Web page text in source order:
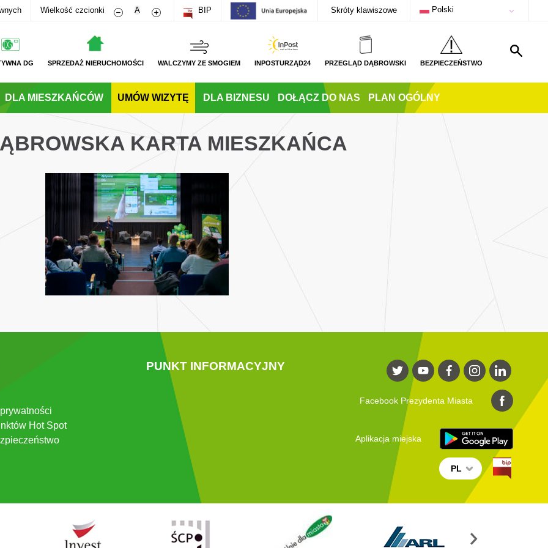
Wielkość czcionki Zmniejsz rozmiar czcionki
A Zwiększ rozmiar czcionki
BIP Skróty klawiszowe Polski
DG SPRZEDAŻ NIERUCHOMOŚCI WALCZYMY ZE SMOGIEM INPOSTURZĄD24 PRZEGLĄD DĄBROWSKI BEZPIECZEŃSTWO
DLA MIESZKAŃCÓW UMÓW WIZYTĘ DLA BIZNESU DOŁĄCZ DO NAS PLAN OGÓLNY
KARTA MIESZKAŃCA
Hot Spot
PUNKT INFORMACYJNY
Facebook Prezydenta Miasta
Aplikacja miejska
PL